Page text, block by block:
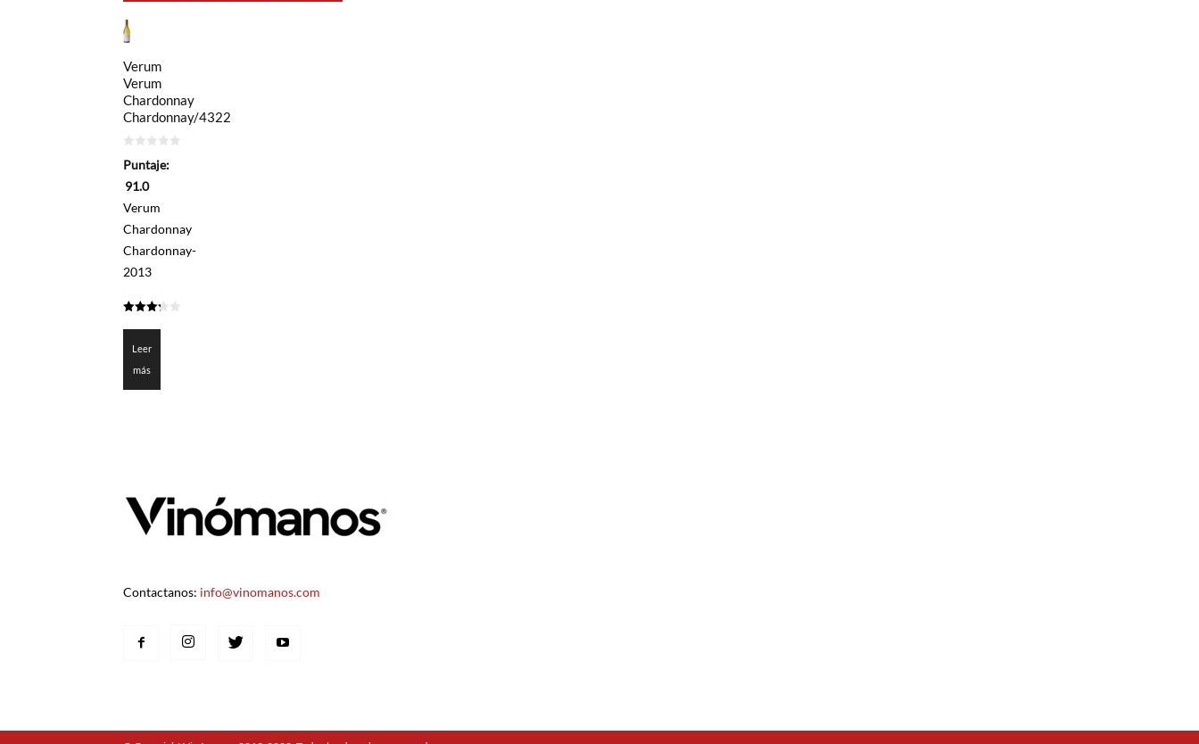
Verum
Verum
Chardonnay
Chardonnay/4322
de
Puntaje:
91.0
Verum
Chardonnay
Chardonnay-
2013
de 5
Leer
más
Contactanos: info@vinomanos.com